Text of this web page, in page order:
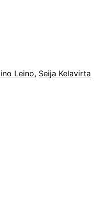
Leino, Seija Kelavirta